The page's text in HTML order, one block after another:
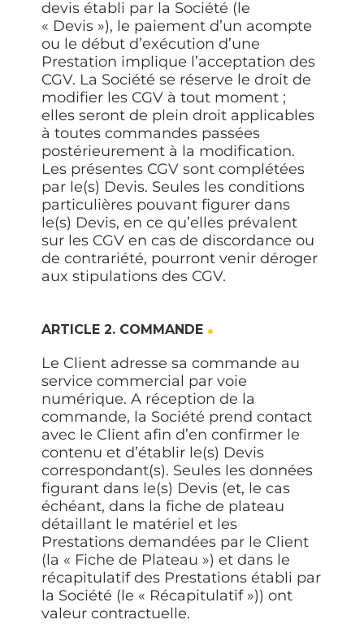
devis établi par la Société (le
« Devis»), le paiement d’un acompte
ou le début d’exécution d’une
Prestation implique l’acceptation des
CGV. La Société se réserve le droit de
modifier les CGV à tout moment ;
elles seront de plein droit applicables
à toutes commandes passées
postérieurement à la modification.
Les présentes CGV sont complétées
par le(s) Devis. Seules les conditions
particulières pouvant figurer dans
le(s) Devis, en ce qu’elles prévalent
sur les CGV en cas de discordance ou
de contrariété, pourront venir déroger
aux stipulations des CGV.
ARTICLE 2. COMMANDE
Le Client adresse sa commande au
service commercial par voie
numérique. A réception de la
commande, la Société prend contact
avec le Client afin d’en confirmer le
contenu et d’établir le(s) Devis
correspondant(s). Seules les données
figurant dans le(s) Devis (et, le cas
échéant, dans la fiche de plateau
détaillant le matériel et les
Prestations demandées par le Client
(la « Fiche de Plateau ») et dans le
récapitulatif des Prestations établi par
la Société (le « Récapitulatif»)) ont
valeur contractuelle.